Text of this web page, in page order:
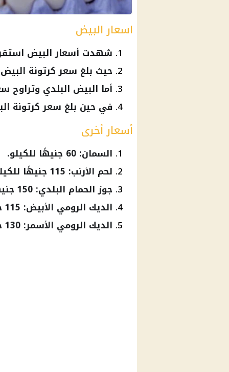
اسعار البيض
شهدت أسعار البيض
حيث بلغ سعر كرتونة البيض الأحمر
أما البيض البلدي وتراوح سعر
في حين بلغ سعر كرتونة البيض
أسعار أخرى
السمان: 60 جنيهًا للكيلو.
لحم الأرنب: 115 جنيهًا للكيلو.
جوز الحمام البلدي: 150 جنيهًا.
الديك الرومي الأبيض: 115 جنيهًا للكيلو.
الديك الرومي الأسمر: 130 جنيهًا للكيلو.